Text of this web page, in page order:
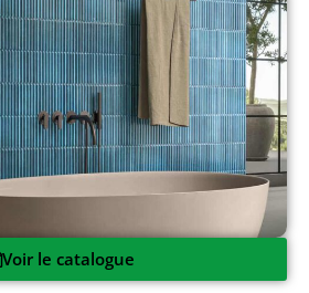
Voir le catalogue